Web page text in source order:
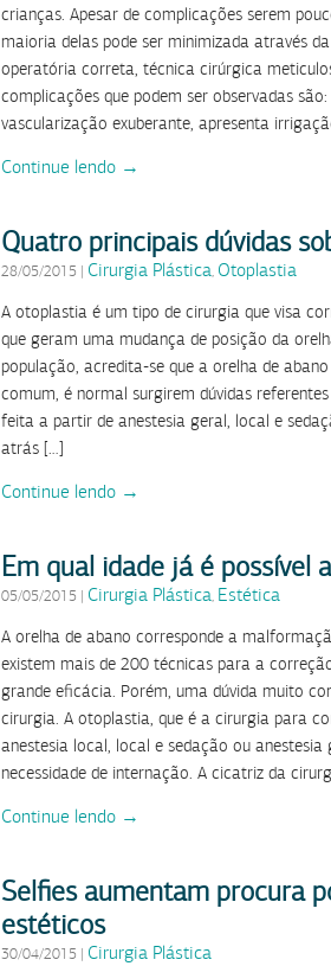
crianças. Apesar de complicações serem
maioria delas pode ser minimizada através
operatória correta, técnica cirúrgica
complicações que podem ser observadas
vascularização exuberante, apresenta
Continue lendo →
Quatro principais dúvidas
28/05/2015 | Cirurgia Plástica, Otoplastia
A otoplastia é um tipo de cirurgia que visa
que geram uma mudança de posição da
população, acredita-se que a orelha de
comum, é normal surgirem dúvidas
feita a partir de anestesia geral, local e
atrás […]
Continue lendo →
Em qual idade já é possível
05/05/2015 | Cirurgia Plástica, Estética
A orelha de abano corresponde a
existem mais de 200 técnicas para a
grande eficácia. Porém, uma dúvida muito
cirurgia. A otoplastia, que é a cirurgia para
anestesia local, local e sedação ou
necessidade de internação. A cicatriz da
Continue lendo →
Selfies aumentam procura
estéticos
30/04/2015 | Cirurgia Plástica